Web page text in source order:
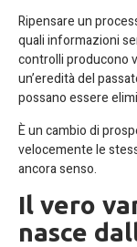
Ripensare un
quali informazioni
controlli producono
un’eredità del
possano essere
È un cambio di
velocemente le
ancora senso.
Il vero
nasce